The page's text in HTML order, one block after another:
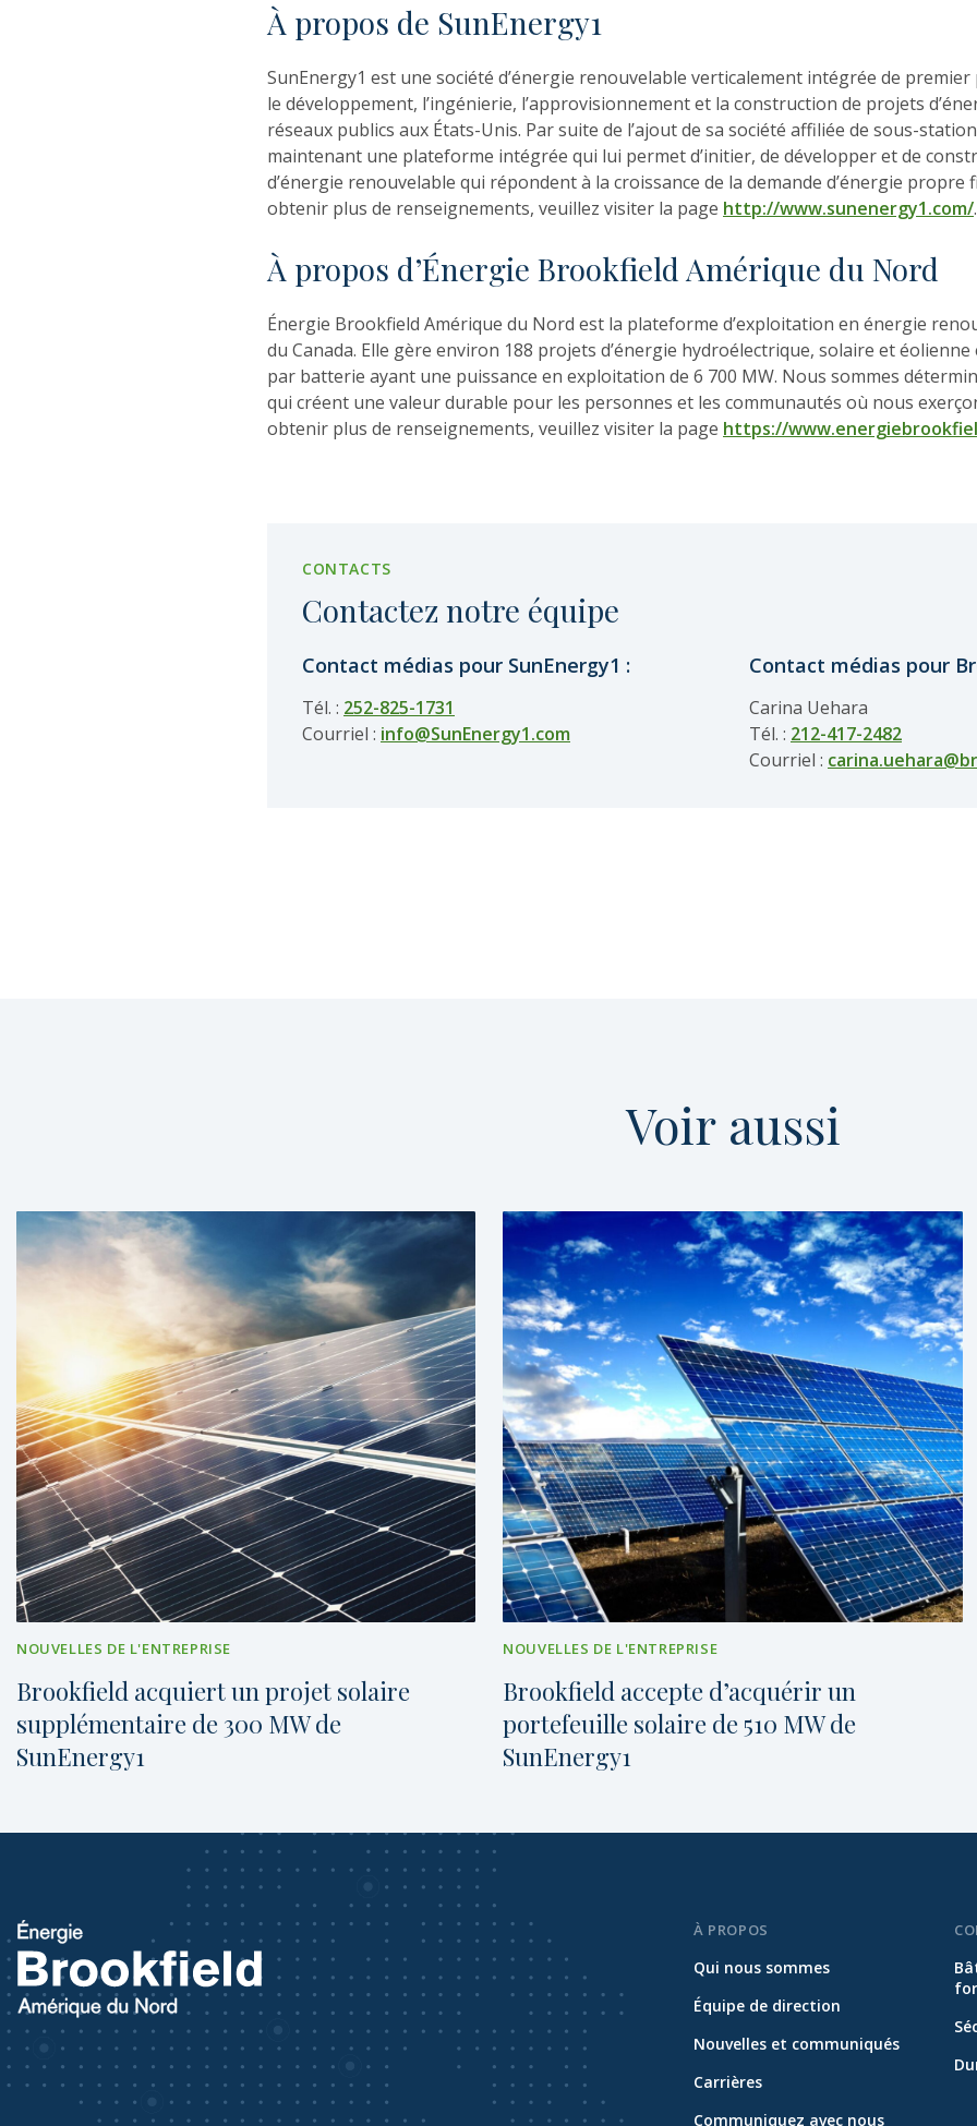
À propos de SunEnergy1
SunEnergy1 est une société d’énergie renouvelable verticalement intégrée de premier
le développement, l’ingénierie, l’approvisionnement et la construction de projets
réseaux publics aux États-Unis. Par suite de l’ajout de sa société affiliée de sous-
maintenant une plateforme intégrée qui lui permet d’initier, de développer et de
d’énergie renouvelable qui répondent à la croissance de la demande d’énergie propre
obtenir plus de renseignements, veuillez visiter la page http://www.sunenergy1.com/.
À propos d’Énergie Brookfield Amérique du Nord
Énergie Brookfield Amérique du Nord est la plateforme d’exploitation en énergie
du Canada. Elle gère environ 188 projets d’énergie hydroélectrique, solaire et éolienne
par batterie ayant une puissance en exploitation de 6 700 MW. Nous sommes
qui créent une valeur durable pour les personnes et les communautés où nous
obtenir plus de renseignements, veuillez visiter la page https://
CONTACTS
Contactez notre équipe
Contact médias pour SunEnergy1 :
Tél. : 252-825-1731
Courriel : info@SunEnergy1.com
Contact médias pour
Carina Uehara
Tél. : 212-417-2482
Courriel :
Voir aussi
NOUVELLES DE L'ENTREPRISE
Brookfield acquiert un projet solaire
supplémentaire de 300 MW de
SunEnergy1
NOUVELLES DE L'ENTREPRISE
Brookfield accepte d’acquérir un
portefeuille solaire de 510 MW de
SunEnergy1
À PROPOS
Qui nous sommes
Équipe de direction
Nouvelles et communiqués
Carrières
Communiquez avec nous